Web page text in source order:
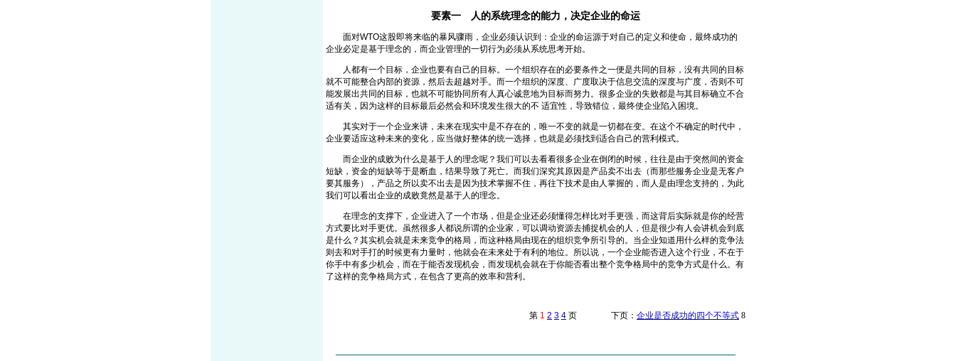
要素一 人的系统理念的能力，决定企业的命运
面对WTO这股即将来临的暴风骤雨，企业必须认识到：企业的命运源于对自己的定义和使命，最终成功的
企业必定是基于理念的，而企业管理的一切行为必须从系统思考开始。
人都有一个目标，企业也要有自己的目标。一个组织存在的必要条件之一便是共同的目标，没有共同的目标
就不可能整合内部的资源，然后去超越对手。而一个组织的深度、广度取决于信息交流的深度与广度，否则不可
能发展出共同的目标，也就不可能协同所有人真心诚意地为目标而努力。很多企业的失败都是与其目标确立不合
适有关，因为这样的目标最后必然会和环境发生很大的不 适宜性，导致错位，最终使企业陷入困境。
其实对于一个企业来讲，未来在现实中是不存在的，唯一不变的就是一切都在变。在这个不确定的时代中，
企业要适应这种未来的变化，应当做好整体的统一选择，也就是必须找到适合自己的营利模式。
而企业的成败为什么是基于人的理念呢？我们可以去看看很多企业在倒闭的时候，往往是由于突然间的资金
短缺，资金的短缺等于是断血，结果导致了死亡。而我们深究其原因是产品卖不出去（而那些服务企业是无客户
要其服务），产品之所以卖不出去是因为技术掌握不住，再往下技术是由人掌握的，而人是由理念支持的，为此
我们可以看出企业的成败竟然是基于人的理念。
在理念的支撑下，企业进入了一个市场，但是企业还必须懂得怎样比对手更强，而这背后实际就是你的经营
方式要比对手更优。虽然很多人都说所谓的企业家，可以调动资源去捕捉机会的人，但是很少有人会讲机会到底
是什么？其实机会就是未来竞争的格局，而这种格局由现在的组织竞争所引导的。当企业知道用什么样的竞争法
则去和对手打的时候更有力量时，他就会在未来处于有利的地位。所以说，一个企业能否进入这个行业，不在于
你手中有多少机会，而在于能否发现机会，而发现机会就在于你能否看出整个竞争格局中的竞争方式是什么。有
了这样的竞争格局方式，在包含了更高的效率和营利。
第 1 2 3 4 页 下页： 企业是否成功的四个不等式 8